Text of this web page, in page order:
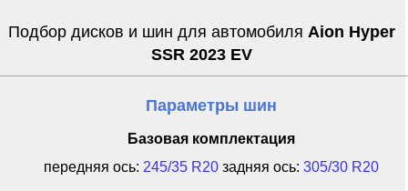
Подбор дисков и шин для автомобиля Aion Hyper
SSR 2023 EV
Параметры шин
Базовая комплектация
передняя ось: 245/35 R20 задняя ось: 305/30 R20